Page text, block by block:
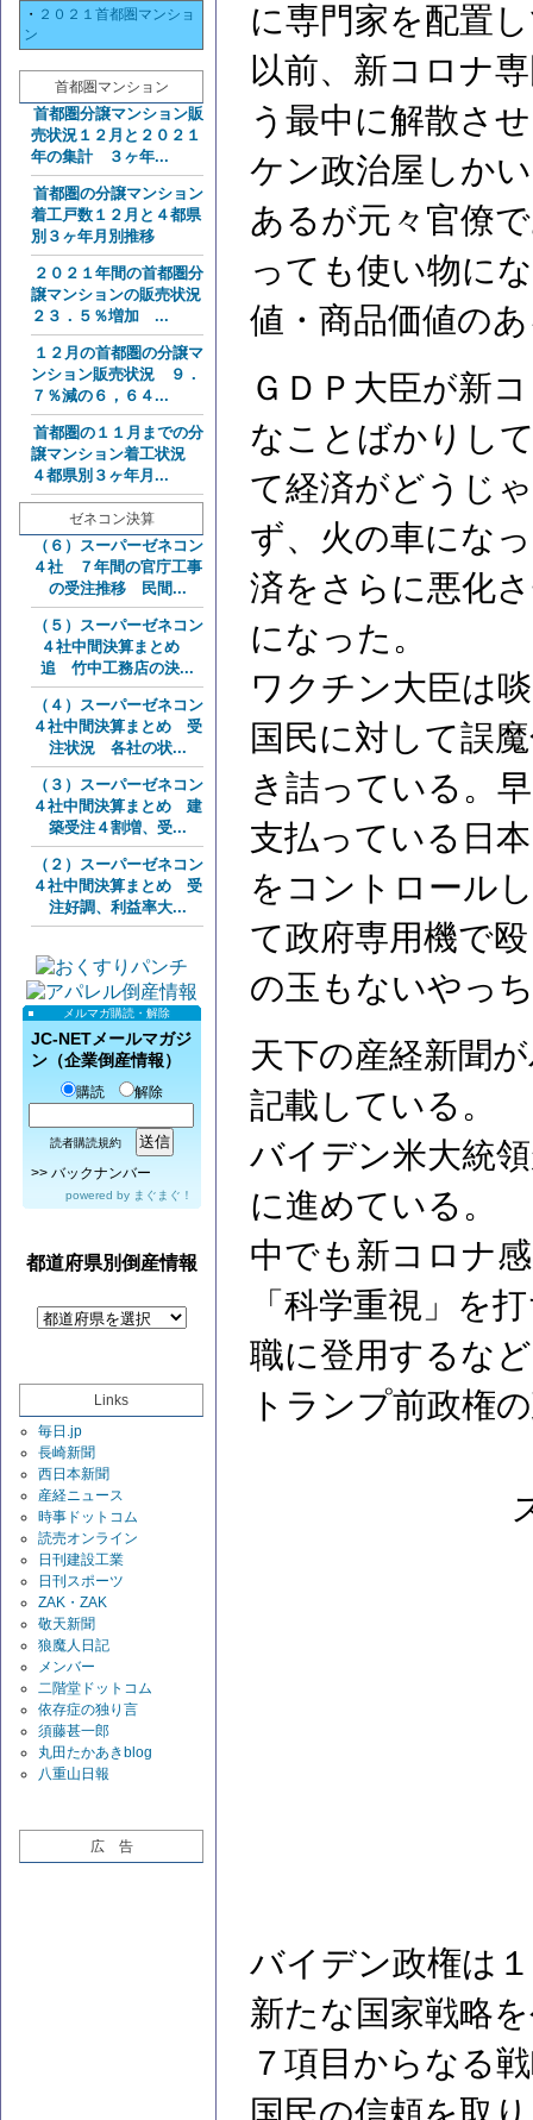
・ ２０２１首都圏マンショ
ン
首都圏マンション
首都圏分譲マンション販
売状況１２月と２０２１
年の集計 ３ヶ年...
首都圏の分譲マンション
着工戸数１２月と４都県
別３ヶ年月別推移
２０２１年間の首都圏分
譲マンションの販売状況
２３．５％増加 ...
１２月の首都圏の分譲マ
ンション販売状況 ９．
７％減の６，６４...
首都圏の１１月までの分
譲マンション着工状況
４都県別３ヶ年月...
ゼネコン決算
（６）スーパーゼネコン
４社 ７年間の官庁工事
の受注推移 民間...
（５）スーパーゼネコン
４社中間決算まとめ
追 竹中工務店の決...
（４）スーパーゼネコン
４社中間決算まとめ 受
注状況 各社の状...
（３）スーパーゼネコン
４社中間決算まとめ 建
築受注４割増、受...
（２）スーパーゼネコン
４社中間決算まとめ 受
注好調、利益率大...
メルマガ購読・解除
JC-NETメールマガジ
ン（企業倒産情報）
購読 解除
読者購読規約
>> バックナンバー
powered by まぐまぐ！
都道府県別倒産情報
Links
毎日.jp
長崎新聞
西日本新聞
産経ニュース
時事ドットコム
読売オンライン
日刊建設工業
日刊スポーツ
ZAK・ZAK
敬天新聞
狼魔人日記
メンバー
二階堂ドットコム
依存症の独り言
須藤甚一郎
丸田たかあきblog
八重山日報
広 告
に専門家を配置
以前、新コロナ
う最中に解散さ
ケン政治屋しか
あるが元々官僚
っても使い物に
値・商品価値の
ＧＤＰ大臣が新
なことばかりし
て経済がどうじ
ず、火の車にな
済をさらに悪化
になった。
ワクチン大臣は
国民に対して誤
き詰っている。
支払っている日
をコントロール
て政府専用機で
の玉もないやっ
天下の産経新聞
記載している。
バイデン米大統
に進めている。
中でも新コロナ
「科学重視」を
職に登用するな
トランプ前政権
バイデン政権は
新たな国家戦略
７項目からなる